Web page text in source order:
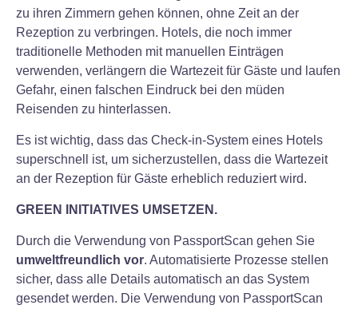
zu ihren Zimmern gehen können, ohne Zeit an der
Rezeption zu verbringen. Hotels, die noch immer
traditionelle Methoden mit manuellen Einträgen
verwenden, verlängern die Wartezeit für Gäste und laufen
Gefahr, einen falschen Eindruck bei den müden
Reisenden zu hinterlassen.
Es ist wichtig, dass das Check-in-System eines Hotels
superschnell ist, um sicherzustellen, dass die Wartezeit
an der Rezeption für Gäste erheblich reduziert wird.
GREEN INITIATIVES UMSETZEN.
Durch die Verwendung von PassportScan gehen Sie
umweltfreundlich vor. Automatisierte Prozesse stellen
sicher, dass alle Details automatisch an das System
gesendet werden. Die Verwendung von PassportScan